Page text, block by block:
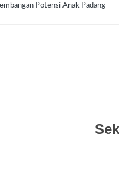
Potensi Anak Padang